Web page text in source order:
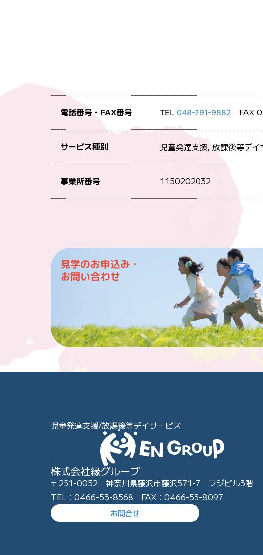
電話番号・FAX番号 TEL 048-291-9882 FAX
サービス種別 児童発達支援,放課後等デイ
事業所番号 1150202032
見学のお申込み・
お問い合わせ
児童発達支援/放課後等デイサービス
株式会社縁グループ
〒251-0052 神奈川県藤沢市藤沢571-7 フジビル3階
TEL：0466-53-8568 FAX：0466-53-8097
お問合せ